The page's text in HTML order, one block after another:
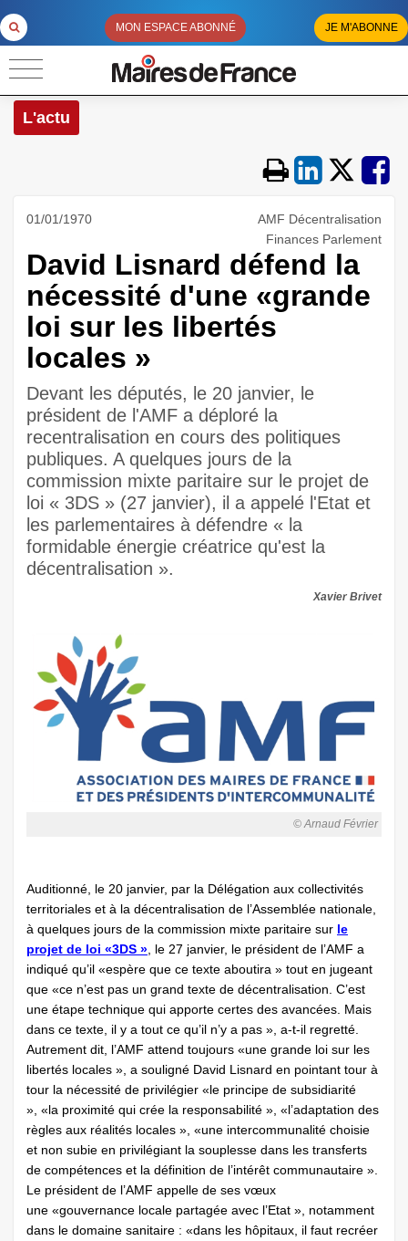
MON ESPACE ABONNÉ JE M'ABONNE
L'actu
01/01/1970
AMF Décentralisation
Finances Parlement
David Lisnard défend la
nécessité d'une «grande
loi sur les libertés
locales »
Devant les députés, le 20 janvier, le
président de l'AMF a déploré la
recentralisation en cours des politiques
publiques. A quelques jours de la
commission mixte paritaire sur le projet de
loi « 3DS » (27 janvier), il a appelé l'Etat et
les parlementaires à défendre « la
formidable énergie créatrice qu'est la
décentralisation ».
Xavier Brivet
© Arnaud Février
Auditionné, le 20 janvier, par la Délégation aux collectivités
territoriales et à la décentralisation de l’Assemblée nationale,
à quelques jours de la commission mixte paritaire sur le
projet de loi «3DS », le 27 janvier, le président de l’AMF a
indiqué qu’il «espère que ce texte aboutira » tout en jugeant
que «ce n’est pas un grand texte de décentralisation. C’est
une étape technique qui apporte certes des avancées. Mais
dans ce texte, il y a tout ce qu’il n’y a pas », a-t-il regretté.
Autrement dit, l’AMF attend toujours «une grande loi sur les
libertés locales », a souligné David Lisnard en pointant tour à
tour la nécessité de privilégier «le principe de subsidiarité
», «la proximité qui crée la responsabilité », «l’adaptation des
règles aux réalités locales », «une intercommunalité choisie
et non subie en privilégiant la souplesse dans les transferts
de compétences et la définition de l’intérêt communautaire ».
Le président de l’AMF appelle de ses vœux
une «gouvernance locale partagée avec l’Etat », notamment
dans le domaine sanitaire : «dans les hôpitaux, il faut recréer